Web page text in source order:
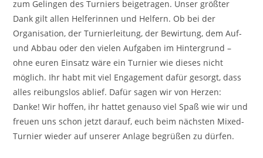
zum Gelingen des Turniers beigetragen. Unser größter
Dank gilt allen Helferinnen und Helfern. Ob bei der
Organisation, der Turnierleitung, der Bewirtung, dem Auf-
und Abbau oder den vielen Aufgaben im Hintergrund –
ohne euren Einsatz wäre ein Turnier wie dieses nicht
möglich. Ihr habt mit viel Engagement dafür gesorgt, dass
alles reibungslos ablief. Dafür sagen wir von Herzen:
Danke! Wir hoffen, ihr hattet genauso viel Spaß wie wir und
freuen uns schon jetzt darauf, euch beim nächsten Mixed-
Turnier wieder auf unserer Anlage begrüßen zu dürfen.